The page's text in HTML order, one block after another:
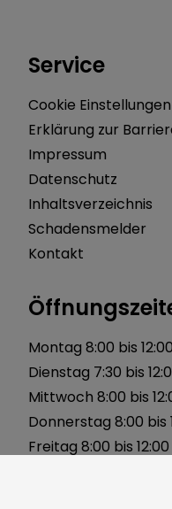
Service
Cookie Einstellungen
Erklärung zur
Impressum
Datenschutz
Inhaltsverzeichnis
Schadensmelder
Kontakt
Montag 8:00 bis
Dienstag 7:30 bis
Mittwoch 8:00 bis
Donnerstag 8:00 bis
Freitag 8:00 bis